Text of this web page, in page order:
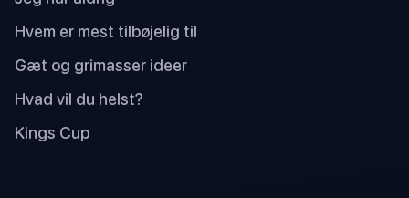
Hvem er mest tilbøjelig til
Gæt og grimasser ideer
Hvad vil du helst?
Kings Cup